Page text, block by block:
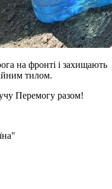
на фронті і захищають
тилом.
Перемогу разом!